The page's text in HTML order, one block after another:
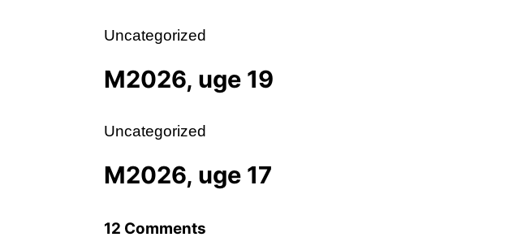
Uncategorized
M2026, uge 19
Uncategorized
M2026, uge 17
12 Comments